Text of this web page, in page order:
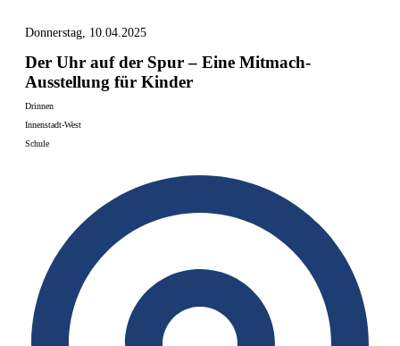
Donnerstag, 10.04.2025
Der Uhr auf der Spur – Eine Mitmach-
Ausstellung für Kinder
Drinnen
Innenstadt-West
Schule